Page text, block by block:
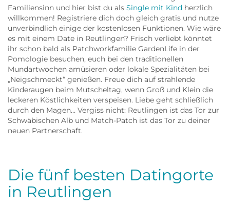
Familiensinn und hier bist du als Single mit Kind herzlich
willkommen! Registriere dich doch gleich gratis und nutze
unverbindlich einige der kostenlosen Funktionen. Wie wäre
es mit einem Date in Reutlingen? Frisch verliebt könntet
ihr schon bald als Patchworkfamilie GardenLife in der
Pomologie besuchen, euch bei den traditionellen
Mundartwochen amüsieren oder lokale Spezialitäten bei
„Neigschmeckt“ genießen. Freue dich auf strahlende
Kinderaugen beim Mutscheltag, wenn Groß und Klein die
leckeren Köstlichkeiten verspeisen. Liebe geht schließlich
durch den Magen… Vergiss nicht: Reutlingen ist das Tor zur
Schwäbischen Alb und Match-Patch ist das Tor zu deiner
neuen Partnerschaft.
Die fünf besten Datingorte
in Reutlingen